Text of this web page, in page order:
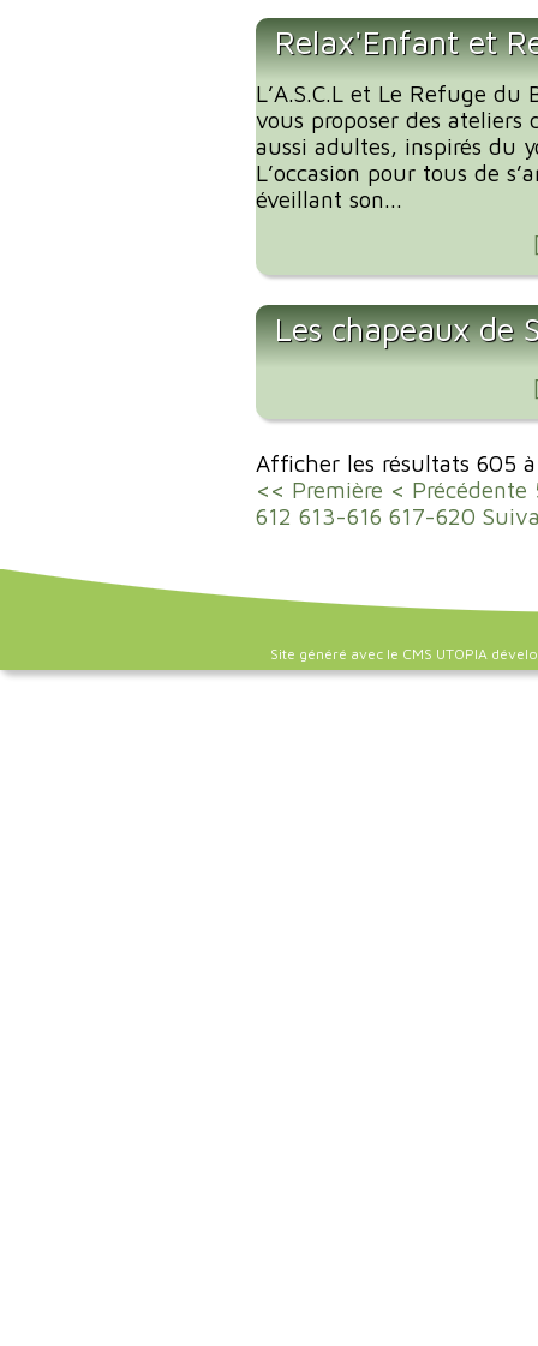
Relax'Enfant et
L’A.S.C.L et Le Refuge
vous proposer des
aussi adultes, inspirés du
L’occasion pour tous de
éveillant son...
Les chapeaux de
Afficher les résultats 605
<< Première < Précédente
612 613-616 617-620
Site généré avec le CMS UTOPIA